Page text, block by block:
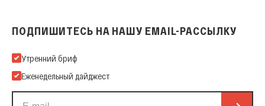
ПОДПИШИТЕСЬ НА НАШУ EMAIL-РАССЫЛКУ
Подпишитесь на нашу Email-рассылку
Утренний бриф
Еженедельный дайджест